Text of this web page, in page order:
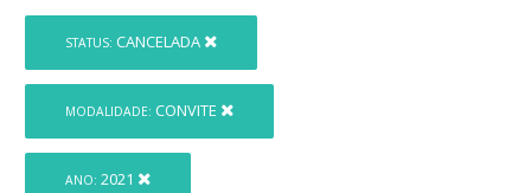
STATUS: CANCELADA
MODALIDADE: CONVITE
ANO: 2021